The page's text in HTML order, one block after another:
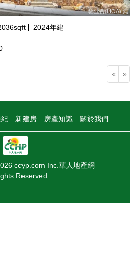
物业费(HOA):無
sqft 2024年建
« »
新建房 房產知識 關於我們
ccyp.com Inc.華人地產網
Reserved